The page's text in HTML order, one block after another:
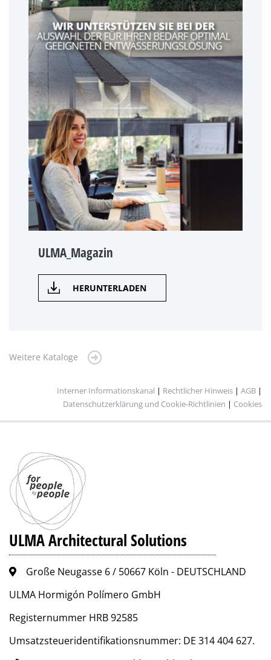
ULMA_Magazin
HERUNTERLADEN
Weitere Kataloge
Interner Informationskanal | Rechtlicher Hinweis | AGB |
Datenschutzerklärung und Cookie-Richtlinien | Cookies
ULMA Architectural Solutions
Große Neugasse 6 / 50667 Köln - DEUTSCHLAND
ULMA Hormigón Polímero GmbH
Registernummer HRB 92585
Umsatzsteueridentifikationsnummer: DE 314 404 627.